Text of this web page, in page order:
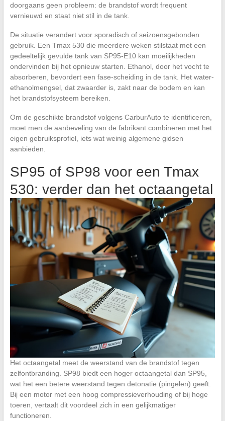
doorgaans geen probleem: de brandstof wordt frequent
vernieuwd en staat niet stil in de tank.
De situatie verandert voor sporadisch of seizoensgebonden
gebruik. Een Tmax 530 die meerdere weken stilstaat met een
gedeeltelijk gevulde tank van SP95-E10 kan moeilijkheden
ondervinden bij het opnieuw starten. Ethanol, door het vocht te
absorberen, bevordert een fase-scheiding in de tank. Het water-
ethanolmengsel, dat zwaarder is, zakt naar de bodem en kan
het brandstofsysteem bereiken.
Om de geschikte brandstof volgens CarburAuto te identificeren,
moet men de aanbeveling van de fabrikant combineren met het
eigen gebruiksprofiel, iets wat weinig algemene gidsen
aanbieden.
SP95 of SP98 voor een Tmax
530: verder dan het octaangetal
Het octaangetal meet de weerstand van de brandstof tegen
zelfontbranding. SP98 biedt een hoger octaangetal dan SP95,
wat het een betere weerstand tegen detonatie (pingelen) geeft.
Bij een motor met een hoog compressieverhouding of bij hoge
toeren, vertaalt dit voordeel zich in een gelijkmatiger
functioneren.